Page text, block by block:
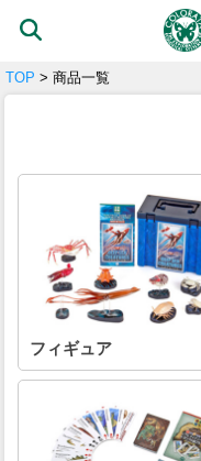
TOP > 商品一覧
フィギュア